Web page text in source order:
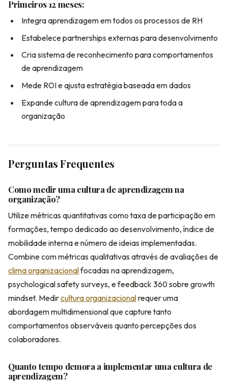
Primeiros 12 meses:
Integra aprendizagem em todos os processos de RH
Estabelece partnerships externas para desenvolvimento
Cria sistema de reconhecimento para comportamentos
de aprendizagem
Mede ROI e ajusta estratégia baseada em dados
Expande cultura de aprendizagem para toda a
organização
Perguntas Frequentes
Como medir uma cultura de aprendizagem na
organização?
Utilize métricas quantitativas como taxa de participação em
formações, tempo dedicado ao desenvolvimento, índice de
mobilidade interna e número de ideias implementadas.
Combine com métricas qualitativas através de avaliações de
clima organizacionalfocadas na aprendizagem,
psychological safety surveys, e feedback 360 sobre growth
mindset. Medircultura organizacionalrequer uma
abordagem multidimensional que capture tanto
comportamentos observáveis quanto percepções dos
colaboradores.
Quanto tempo demora a implementar uma cultura de
aprendizagem?